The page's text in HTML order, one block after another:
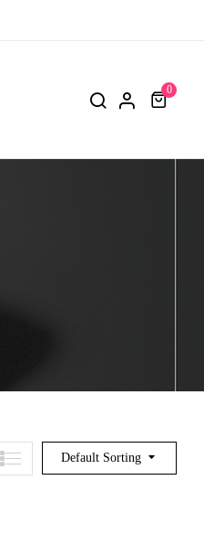
0
Default Sorting